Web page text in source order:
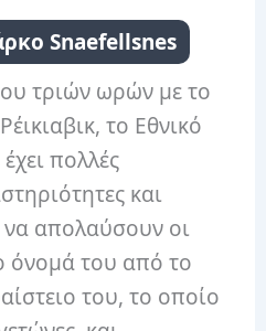
Snaefellsnes
τριών ωρών με το
το Εθνικό
πολλές
και
να απολαύσουν οι
όνομά του από το
του, το οποίο